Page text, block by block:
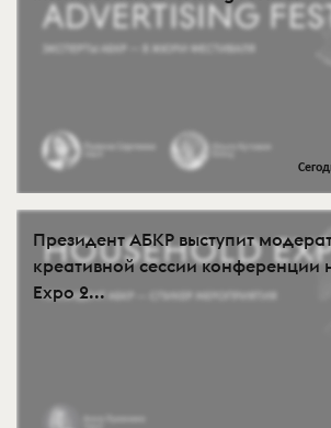
Президент АБКР выступит
креативной сессии конференции
Expo 2...